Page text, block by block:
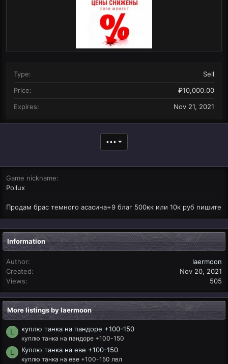
Type
Sell
Price
₽10,000.00
Expires
Nov 21, 2021
•••
Game nickname
Pollux
Продам брас темного асасина+9 благ 500кк или 10к руб пишите
Information
Author
laermoon
Created
Nov 20, 2021
Views
505
More listings by laermoon
L куплю танка на пандоре +100-150
куплю танка на пандоре +100-150
L Куплю танка на еве +100-150
куплю танка на еве +100-150 лвл